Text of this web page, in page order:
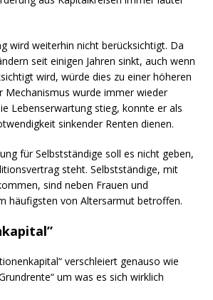
wird weiterhin nicht berücksichtigt. Da
seit einigen Jahren sinkt, auch wenn
wird, würde dies zu einer höheren
Mechanismus wurde immer wieder
Lebenserwartung stieg, konnte er als
sinkender Renten dienen.
für Selbstständige soll es nicht geben,
steht. Selbstständige, mit
sind neben Frauen und
häufigsten von Altersarmut betroffen.
verschleiert genauso wie
um was es sich wirklich